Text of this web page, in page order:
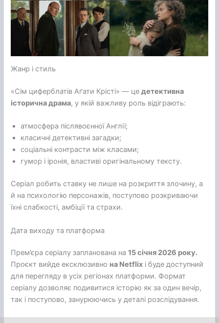
Жанр і стиль
«Сім циферблатів Аґати Крісті» — цедетективна
історична драма, у якій важливу роль відіграють:
атмосфера післявоєнної Англії;
класичні детективні загадки;
соціальні контрасти між класами;
гумор і іронія, властиві оригінальному тексту.
Серіал робить ставку не лише на розкриття злочину, а
й на психологію персонажів, поступово розкриваючи
їхні слабкості, амбіції та страхи.
Дата виходу та платформа
Прем’єра серіалу запланована на15 січня 2026 року.
Проєкт вийде ексклюзивно на Netflix і буде доступний
для перегляду в усіх регіонах платформи. Формат
серіалу дозволяє подивитися історію як за один вечір,
так і поступово, занурюючись у деталі розслідування.